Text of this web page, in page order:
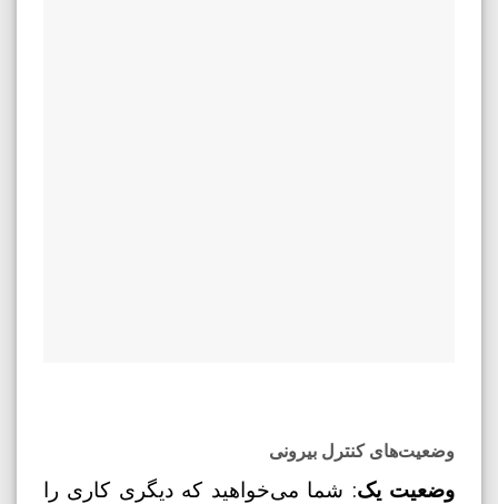
وضعیت‌های کنترل بیرونی
وضعیت یک: شما می‌خواهید که دیگری کاری را